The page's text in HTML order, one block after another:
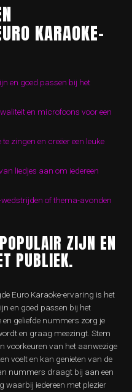
KARAOKE-
en goed passen bij het
en microfoons voor een
zingen en creëer een leuke
liedjes aan om iedereen
of thema-avonden
ZIJN EN
PUBLIEK.
Euro Karaoke-ervaring is het
en goed passen bij het
en geliefde nummers zorg je
en graag meezingt. Stem
voorkeuren van het aanwezige
voelt en kan genieten van de
nummers draagt bij aan een
waarbij iedereen met plezier